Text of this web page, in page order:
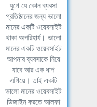
যুগে যে কোন ব্যবসা
প্রতিষ্ঠানের জন্য ভালো
মানের একটি ওয়েবসাইট
থাকা অপরিহার্য। ভালো
মানের একটি ওয়েবসাইট
আপনার ব্যবসাকে নিয়ে
যাবে আর এক ধাপ
এগিয়ে। তাই একটি
ভালো মানের ওয়েবসাইট
ডিজাইন করতে আলফা